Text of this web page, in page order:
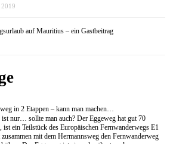
2019
auf Mauritius – ein Gastbeitrag
in 2 Etappen – kann man machen…
ist nur… sollte man auch? Der Eggeweg hat gut 70
ist ein Teilstück des Europäischen Fernwanderwegs E1
mit dem Hermannsweg den Fernwanderweg